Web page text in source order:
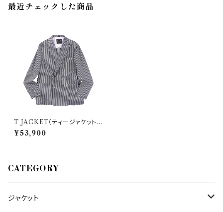
最近チェックした商品
T JACKET（ティージャケット）
ジャケット 51G422JR 29923
¥53,900
CATEGORY
ジャケット